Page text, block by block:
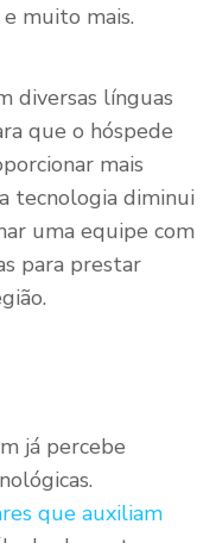
muito mais.
diversas línguas
que o hóspede
mais
tecnologia diminui
uma equipe com
para prestar
já percebe
que auxiliam